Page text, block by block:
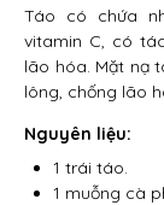
Táo có chứa
vitamin C, có
lão hóa. Mặt nạ
lông, chống lão
Nguyên liệu:
1 trái táo.
1 muỗng cà